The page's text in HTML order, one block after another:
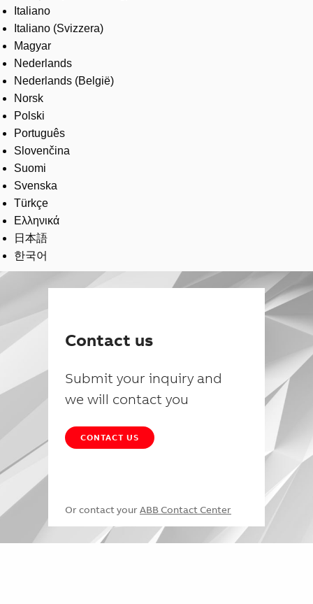
Italiano
Italiano (Svizzera)
Magyar
Nederlands
Nederlands (België)
Norsk
Polski
Português
Slovenčina
Suomi
Svenska
Türkçe
Ελληνικά
日本語
한국어
Contact us
Submit your inquiry and
we will contact you
CONTACT US
Or contact your ABB Contact Center